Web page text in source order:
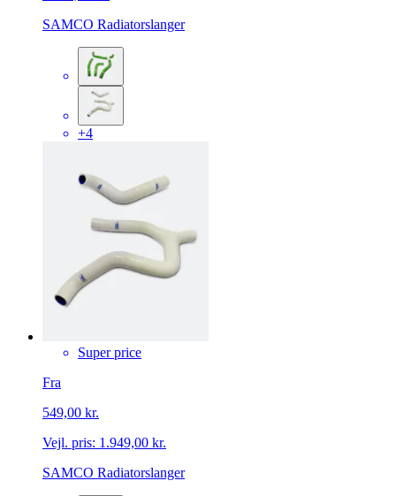
SAMCO Radiatorslanger
+4
Super price
Fra
549,00 kr.
Vejl. pris: 1.949,00 kr.
SAMCO Radiatorslanger